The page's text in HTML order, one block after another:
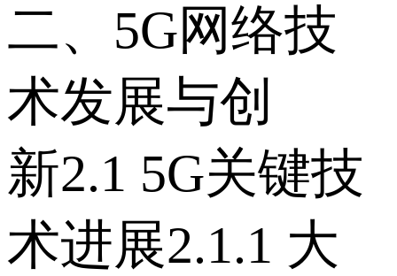
二、5G网络技
术发展与创
新 2.1 5G关键技
术进展 2.1.1 大